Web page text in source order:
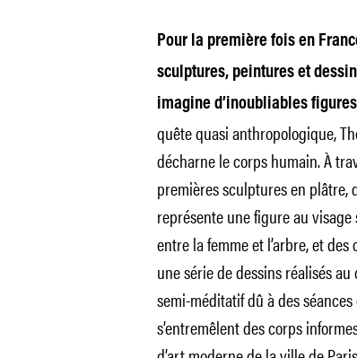
Pour la première fois en
sculptures, peintures et
imagine d’inoubliables
quête quasi anthropologique,
décharne le corps humain. À
premières sculptures en plâtre,
représente une figure au
entre la femme et l’arbre, et
une série de dessins réalisés
semi-méditatif dû à des
s’entremêlent des corps